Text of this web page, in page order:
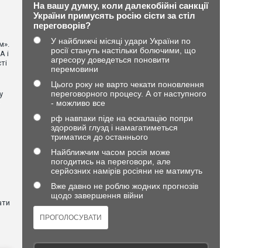
і
На вашу думку, коли далекобійні санкції
України примусять росію сісти за стіл
переговорів?
У найближчі місяці удари України по
росії стануть настільки болючими, що
агресору доведеться поновити
перемовини
Цього року не варто чекати поновлення
переговорного процесу. А от наступного
- можливо все
рф навпаки піде на ескалацію попри
здоровий глузд і намагатиметься
триматися до останнього
Найближчим часом росія може
погодитись на переговори, але
серйозних намірів росіяни не матимуть
Вже давно не роблю жодних прогнозів
щодо завершення війни